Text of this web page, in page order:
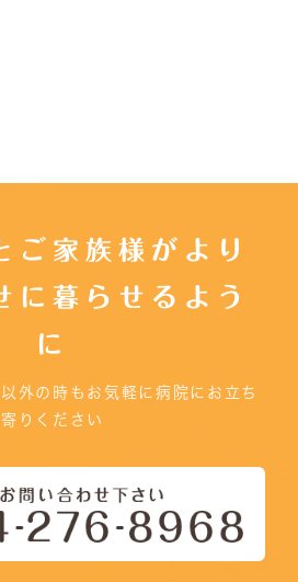
ご家族様がより
に暮らせるよう
に
外の時もお気軽に病院にお立ち
寄りください